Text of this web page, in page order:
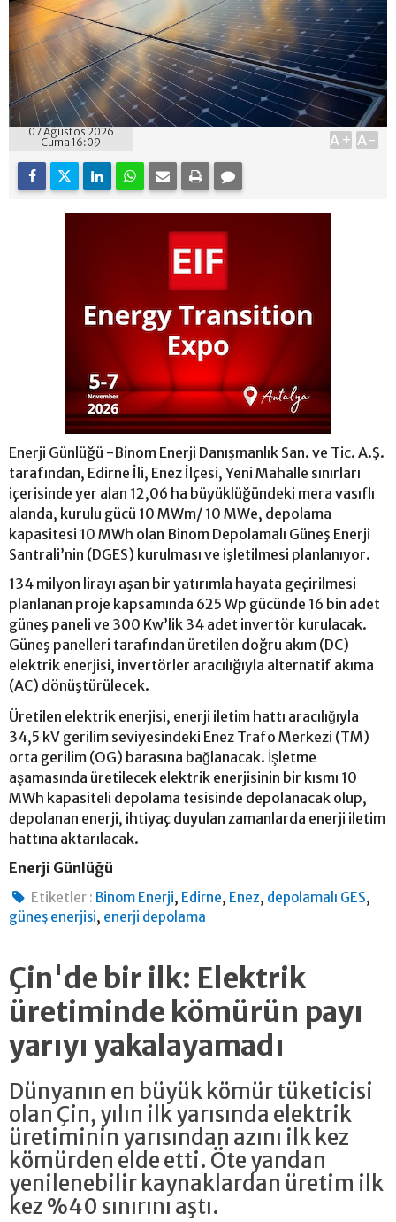
07 Ağustos 2026
Cuma 16:09
A+ A-
Enerji Günlüğü -Binom Enerji Danışmanlık San. ve Tic. A.Ş.
tarafından, Edirne İli, Enez İlçesi, Yeni Mahalle sınırları
içerisinde yer alan 12,06 ha büyüklüğündeki mera vasıflı
alanda, kurulu gücü 10 MWm/ 10 MWe, depolama
kapasitesi 10 MWh olan Binom Depolamalı Güneş Enerji
Santrali’nin (DGES) kurulması ve işletilmesi planlanıyor.
134 milyon lirayı aşan bir yatırımla hayata geçirilmesi
planlanan proje kapsamında 625 Wp gücünde 16 bin adet
güneş paneli ve 300 Kw’lik 34 adet invertör kurulacak.
Güneş panelleri tarafından üretilen doğru akım (DC)
elektrik enerjisi, invertörler aracılığıyla alternatif akıma
(AC) dönüştürülecek.
Üretilen elektrik enerjisi, enerji iletim hattı aracılığıyla
34,5 kV gerilim seviyesindeki Enez Trafo Merkezi (TM)
orta gerilim (OG) barasına bağlanacak. İşletme
aşamasında üretilecek elektrik enerjisinin bir kısmı 10
MWh kapasiteli depolama tesisinde depolanacak olup,
depolanan enerji, ihtiyaç duyulan zamanlarda enerji iletim
hattına aktarılacak.
Enerji Günlüğü
Etiketler : Binom Enerji, Edirne, Enez, depolamalı GES,
güneş enerjisi, enerji depolama
Çin'de bir ilk: Elektrik
üretiminde kömürün payı
yarıyı yakalayamadı
Dünyanın en büyük kömür tüketicisi
olan Çin, yılın ilk yarısında elektrik
üretiminin yarısından azını ilk kez
kömürden elde etti. Öte yandan
yenilenebilir kaynaklardan üretim ilk
kez %40 sınırını aştı.